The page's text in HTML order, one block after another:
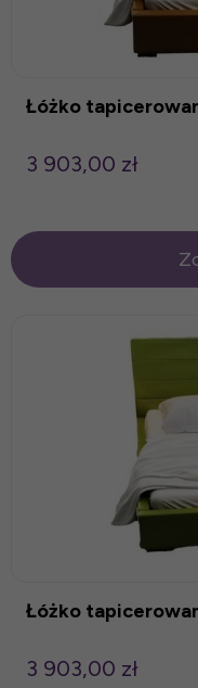
Łóżko
3 903,00 zł
Łóżko
3 903,00 zł